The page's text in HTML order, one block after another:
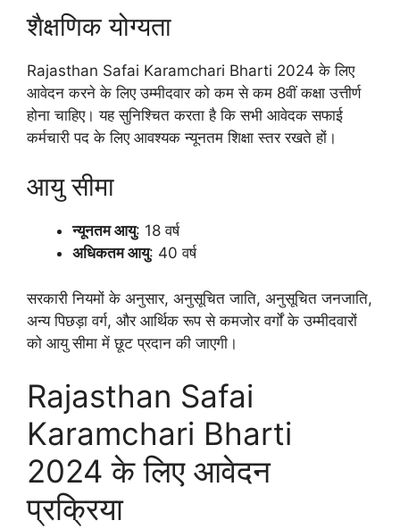
शैक्षणिक योग्यता
Rajasthan Safai Karamchari Bharti 2024 के लिए
आवेदन करने के लिए उम्मीदवार को कम से कम 8वीं कक्षा उत्तीर्ण
होना चाहिए। यह सुनिश्चित करता है कि सभी आवेदक सफाई
कर्मचारी पद के लिए आवश्यक न्यूनतम शिक्षा स्तर रखते हों।
आयु सीमा
न्यूनतम आयु: 18 वर्ष
अधिकतम आयु: 40 वर्ष
सरकारी नियमों के अनुसार, अनुसूचित जाति, अनुसूचित जनजाति,
अन्य पिछड़ा वर्ग, और आर्थिक रूप से कमजोर वर्गों के उम्मीदवारों
को आयु सीमा में छूट प्रदान की जाएगी।
Rajasthan Safai
Karamchari Bharti
2024 के लिए आवेदन
प्रक्रिया